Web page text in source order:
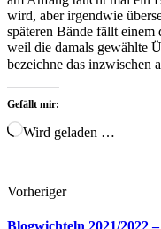
wird, aber irgendwie
späteren Bände fällt
weil die damals gewählte
bezeichne das inzwischen
Gefällt mir:
Wird geladen …
Vorheriger
Blogwichteln 2021/2022